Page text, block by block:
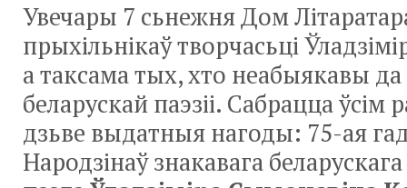
Увечары 7 сьнежня Дом
прыхільнікаў творчасьці
а таксама тых, хто неабыякавы да
беларускай паэзіі. Сабрацца ўсім
дзьве выдатныя нагоды: 75-ая
Народзінаў знакавага